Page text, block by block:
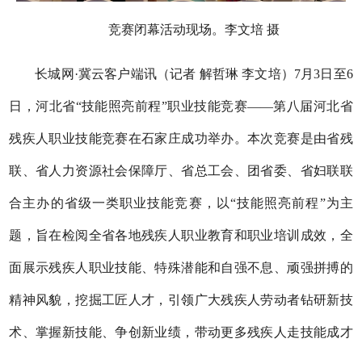
竞赛闭幕活动现场。李文培 摄
长城网·冀云客户端讯（记者 解哲琳 李文培）7月3日至6
日，河北省“技能照亮前程”职业技能竞赛——第八届河北省
残疾人职业技能竞赛在石家庄成功举办。本次竞赛是由省残
联、省人力资源社会保障厅、省总工会、团省委、省妇联联
合主办的省级一类职业技能竞赛，以“技能照亮前程”为主
题，旨在检阅全省各地残疾人职业教育和职业培训成效，全
面展示残疾人职业技能、特殊潜能和自强不息、顽强拼搏的
精神风貌，挖掘工匠人才，引领广大残疾人劳动者钻研新技
术、掌握新技能、争创新业绩，带动更多残疾人走技能成才